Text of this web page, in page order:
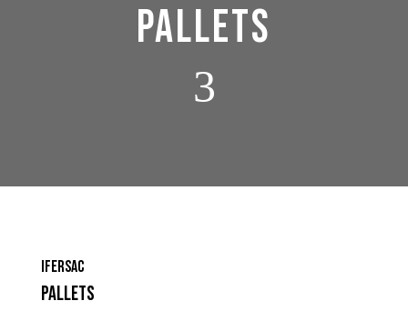
PALLETS
3
IFERSAC
PALLETS